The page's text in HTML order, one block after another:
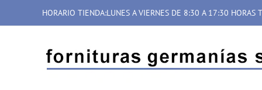
contenido
HORARIO TIENDA:LUNES A VIERNES DE 8:30 A 17:30